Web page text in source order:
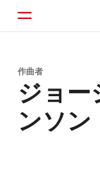
見つける
検索
作曲者
ジョー
ンソン